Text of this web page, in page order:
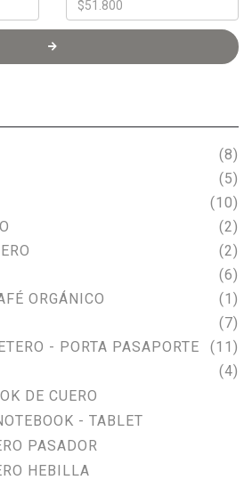
(8)
(5)
(10)
(2)
(2)
(6)
ORGÁNICO
(1)
(7)
- PORTA PASAPORTE
(11)
(4)
DE CUERO
- TABLET
PASADOR
HEBILLA